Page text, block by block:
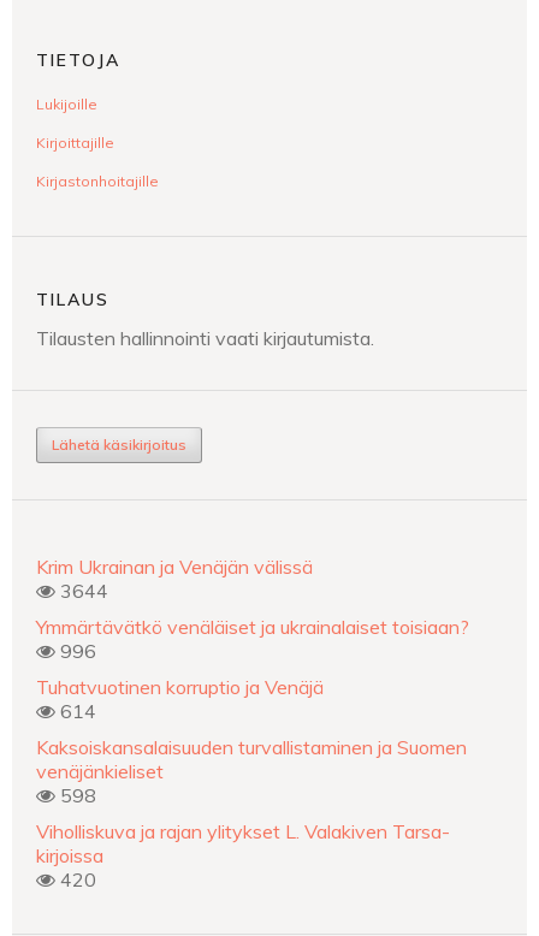
TIETOJA
Lukijoille
Kirjoittajille
Kirjastonhoitajille
TILAUS
Tilausten hallinnointi vaati kirjautumista.
Lähetä käsikirjoitus
Krim Ukrainan ja Venäjän välissä
3644
Ymmärtävätkö venäläiset ja ukrainalaiset toisiaan?
996
Tuhatvuotinen korruptio ja Venäjä
614
Kaksoiskansalaisuuden turvallistaminen ja Suomen
venäjänkieliset
598
Viholliskuva ja rajan ylitykset L. Valakiven Tarsa-
kirjoissa
420